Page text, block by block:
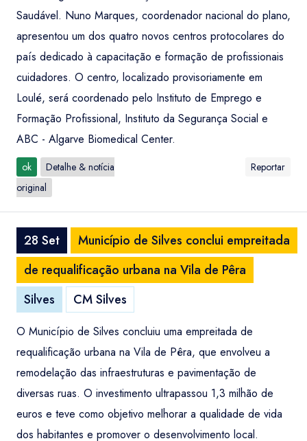
Saudável. Nuno Marques, coordenador nacional do plano,
apresentou um dos quatro novos centros protocolares do
país dedicado à capacitação e formação de profissionais
cuidadores. O centro, localizado provisoriamente em
Loulé, será coordenado pelo Instituto de Emprego e
Formação Profissional, Instituto da Segurança Social e
ABC - Algarve Biomedical Center.
ok
Detalhe & notícia
original
Reportar
28 Set
Município de Silves conclui empreitada
de requalificação urbana na Vila de Pêra
Silves
CM Silves
O Município de Silves concluiu uma empreitada de
requalificação urbana na Vila de Pêra, que envolveu a
remodelação das infraestruturas e pavimentação de
diversas ruas. O investimento ultrapassou 1,3 milhão de
euros e teve como objetivo melhorar a qualidade de vida
dos habitantes e promover o desenvolvimento local.